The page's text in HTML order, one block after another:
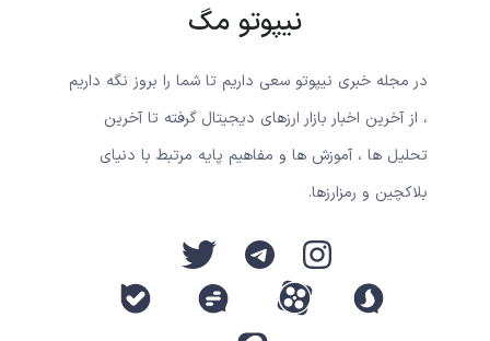
نیپوتو مگ
در مجله خبری نیپوتو سعی داریم تا شما را بروز نگه داریم
، از آخرین اخبار بازار ارزهای دیجیتال گرفته تا آخرین
تحلیل ها ، آموزش ها و مفاهیم پایه مرتبط با دنیای
بلاکچین و رمزارزها.